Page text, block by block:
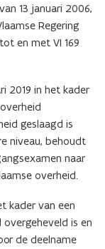
13 januari 2006,
Regering
en met VI 169
2019 in het kader
geslaagd is
niveau, behoudt
naar
overheid.
kader van een
is en
de deelname